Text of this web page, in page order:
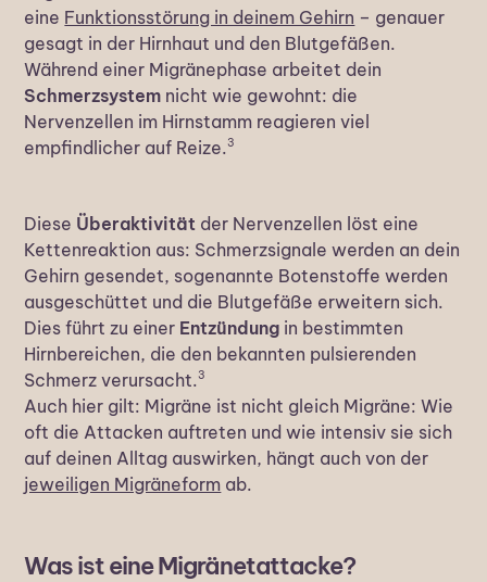
eine Funktionsstörung in deinem Gehirn – genauer
gesagt in der Hirnhaut und den Blutgefäßen.
Während einer Migränephase arbeitet dein
Schmerzsystem nicht wie gewohnt: die
Nervenzellen im Hirnstamm reagieren viel
empfindlicher auf Reize.3
Diese Überaktivität der Nervenzellen löst eine
Kettenreaktion aus: Schmerzsignale werden an dein
Gehirn gesendet, sogenannte Botenstoffe werden
ausgeschüttet und die Blutgefäße erweitern sich.
Dies führt zu einer Entzündung in bestimmten
Hirnbereichen, die den bekannten pulsierenden
Schmerz verursacht.3
Auch hier gilt: Migräne ist nicht gleich Migräne: Wie
oft die Attacken auftreten und wie intensiv sie sich
auf deinen Alltag auswirken, hängt auch von der
jeweiligen Migräneform ab.
Was ist eine Migränetattacke?